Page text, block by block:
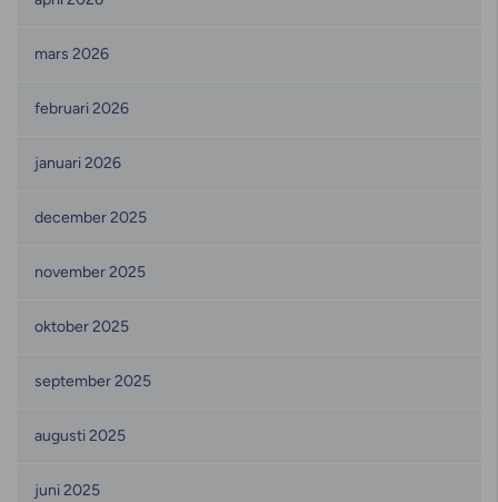
mars 2026
februari 2026
januari 2026
december 2025
november 2025
oktober 2025
september 2025
augusti 2025
juni 2025